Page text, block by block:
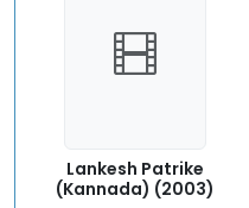
Lankesh Patrike
(Kannada) (2003)